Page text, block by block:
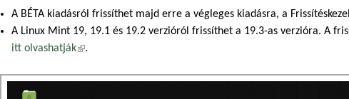
A BÉTA kiadásról frissíthet majd erre a végleges kiadásra, a
A Linux Mint 19, 19.1 és 19.2 verzióról frissíthet a 19.3-as verzióra. A
itt olvashatják(külső hivatkozás)
.